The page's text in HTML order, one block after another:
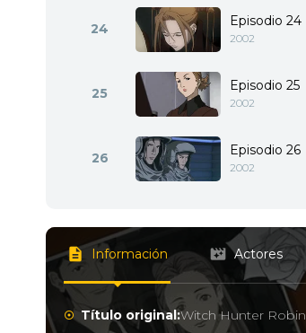
24 Episodio 24
2002
25 Episodio 25
2002
26 Episodio 26
2002
Información Actores
Título original:Witch Hunter Robin